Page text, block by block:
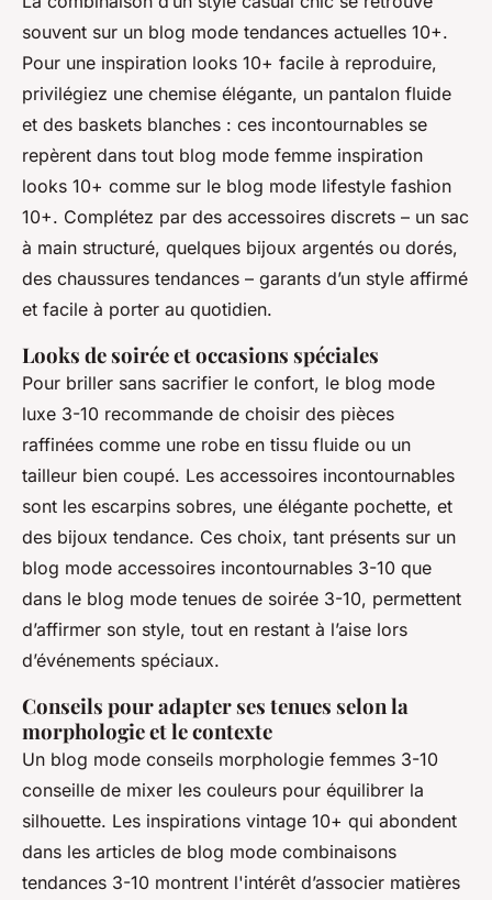
souvent sur un blog mode tendances actuelles 10+.
Pour une inspiration looks 10+ facile à reproduire,
privilégiez une chemise élégante, un pantalon fluide
et des baskets blanches : ces incontournables se
repèrent dans tout blog mode femme inspiration
looks 10+ comme sur le blog mode lifestyle fashion
10+. Complétez par des accessoires discrets – un sac
à main structuré, quelques bijoux argentés ou dorés,
des chaussures tendances – garants d’un style affirmé
et facile à porter au quotidien.
Looks de soirée et occasions spéciales
Pour briller sans sacrifier le confort, le blog mode
luxe 3-10 recommande de choisir des pièces
raffinées comme une robe en tissu fluide ou un
tailleur bien coupé. Les accessoires incontournables
sont les escarpins sobres, une élégante pochette, et
des bijoux tendance. Ces choix, tant présents sur un
blog mode accessoires incontournables 3-10 que
dans le blog mode tenues de soirée 3-10, permettent
d’affirmer son style, tout en restant à l’aise lors
d’événements spéciaux.
Conseils pour adapter ses tenues selon la
morphologie et le contexte
Un blog mode conseils morphologie femmes 3-10
conseille de mixer les couleurs pour équilibrer la
silhouette. Les inspirations vintage 10+ qui abondent
dans les articles de blog mode combinaisons
tendances 3-10 montrent l'intérêt d’associer matières